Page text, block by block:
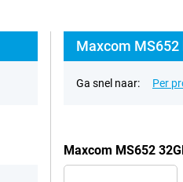
Maxcom MS652
Ga snel naar: Per
Maxcom MS652